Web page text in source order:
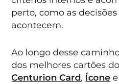
perto, como as
acontecem.
Ao longo desse
dos melhores cartões do
Centurion Card, Ícone e